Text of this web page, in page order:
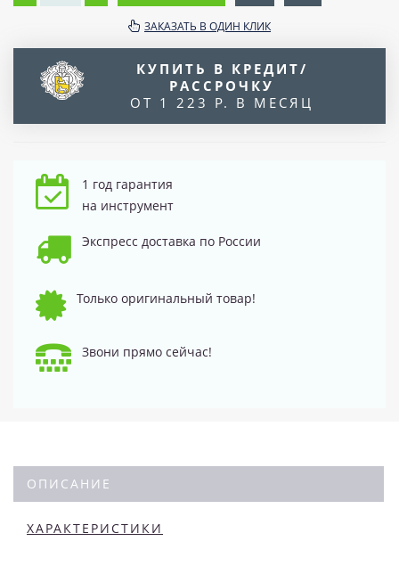
ЗАКАЗАТЬ В ОДИН КЛИК
КУПИТЬ В КРЕДИТ/
РАССРОЧКУ
ОТ 1 223 Р. В МЕСЯЦ
1 год гарантия
на инструмент
Экспресс доставка по России
Только оригинальный товар!
Звони прямо сейчас!
ОПИСАНИЕ
ХАРАКТЕРИСТИКИ